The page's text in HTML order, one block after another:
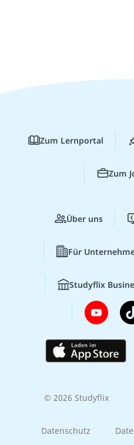
Zum Lernportal
Zum
Über uns
Für
Studyflix
© 2026 Studyflix
Datenschutz